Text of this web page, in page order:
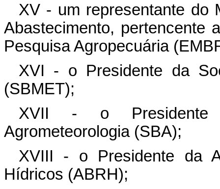
XV - um representante do
Abastecimento, pertencente
Pesquisa Agropecuária
XVI - o Presidente da
(SBMET);
XVII - o Presidente
Agrometeorologia (SBA);
XVIII - o Presidente da
Hídricos (ABRH);